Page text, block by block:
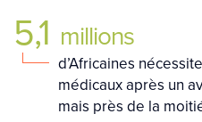
5,1 millions
d’Africaines
médicaux après un
mais près de la